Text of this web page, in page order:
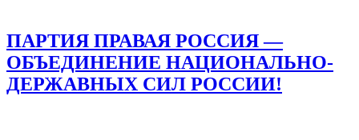
ПАРТИЯ ПРАВАЯ РОССИЯ —
ОБЪЕДИНЕНИЕ НАЦИОНАЛЬНО-
ДЕРЖАВНЫХ СИЛ РОССИИ!